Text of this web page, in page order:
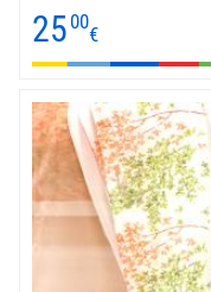
до много тъмно
масив, декоративни
официални покривки
височина 200 см и
25 00
€